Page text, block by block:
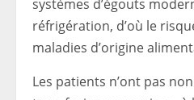
systèmes d’égouts
réfrigération, d’où le
maladies d’origine
Les patients n’ont pas